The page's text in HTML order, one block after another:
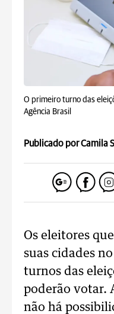
O primeiro turno das
Agência Brasil
Publicado por Camila
Os eleitores
suas cidades
turnos das
poderão votar.
não há